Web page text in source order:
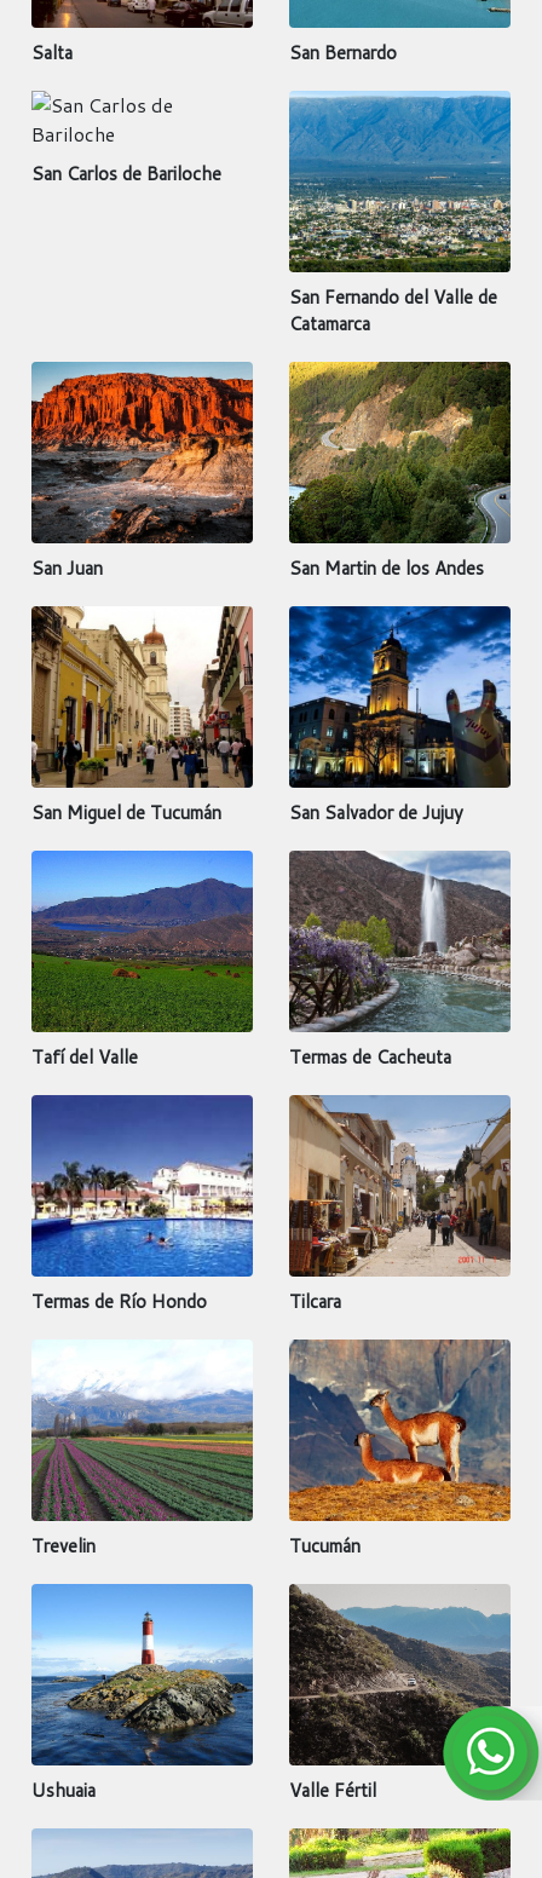
Salta San Bernardo
San Carlos de Bariloche
San Fernando del Valle de
Catamarca
San Juan San Martin de los Andes
San Miguel de Tucumán San Salvador de Jujuy
Tafí del Valle Termas de Cacheuta
Termas de Río Hondo Tilcara
Trevelin Tucumán
Ushuaia Valle Fértil